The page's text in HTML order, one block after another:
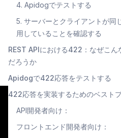
4. Apidogでテストする
5. サーバーとクライアントが同
用していることを確認する
REST APIにおける422：なぜこん
だろうか
Apidogで422応答をテストする
422応答を実装するためのベスト
API開発者向け：
フロントエンド開発者向け：